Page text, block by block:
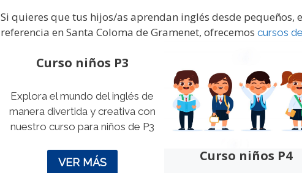
Si quieres que tus hijos/as aprendan inglés desde pequeños,
referencia en Santa Coloma de Gramenet, ofrecemos cursos
Curso niños P3
Explora el mundo del inglés de
manera divertida y creativa con
nuestro curso para niños de P3
VER MÁS Curso niños P4